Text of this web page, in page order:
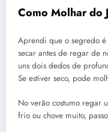
Como Molhar do
Aprendi que o segredo é
secar antes de regar de
uns dois dedos de
Se estiver seco, pode
No verão costumo regar
frio ou chove muito,